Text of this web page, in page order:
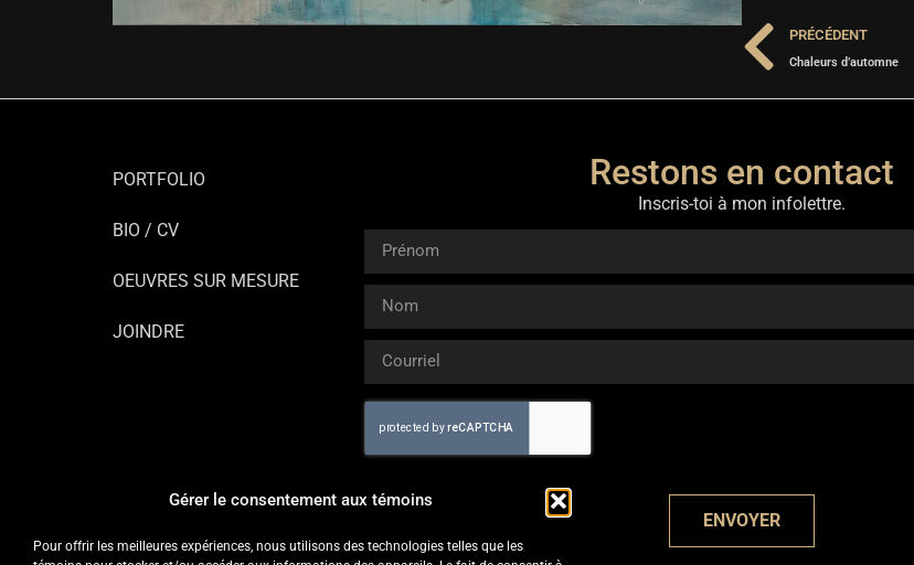
Gérer le consentement aux témoins
Pour offrir les meilleures expériences, nous utilisons des technologies telles que les
PRÉCÉDENT
Chaleurs d’automne
PORTFOLIO
BIO / CV
OEUVRES SUR MESURE
JOINDRE
Restons en contact
Inscris-toi à mon infolettre.
ENVOYER